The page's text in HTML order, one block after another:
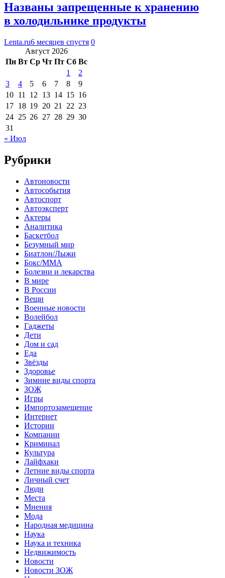
Названы запрещенные к хранению
в холодильнике продукты
Lenta.ru6 месяцев спустя 0
Август 2026
Пн Вт Ср Чт Пт Сб Вс
1
2
3
4 5 6 7 8
9
10 11 12 13 14 15 16
17 18 19 20 21 22 23
24 25 26 27 28 29 30
31
« Июл
Рубрики
Автоновости
Автособытия
Автоспорт
Автоэксперт
Актеры
Аналитика
Баскетбол
Безумный мир
Биатлон/Лыжи
Бокс/MMA
Болезни и лекарства
В мире
В России
Вещи
Военные новости
Волейбол
Гаджеты
Дети
Дом и сад
Еда
Звёзды
Здоровье
Зимние виды спорта
ЗОЖ
Игры
Импортозамещение
Интернет
Истории
Компании
Криминал
Культура
Лайфхаки
Летние виды спорта
Личный счет
Люди
Места
Мнения
Мода
Народная медицина
Наука
Наука и техника
Недвижимость
Новости
Новости ЗОЖ